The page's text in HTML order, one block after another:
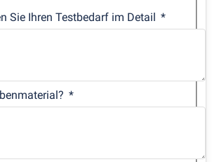
Sie Ihren Testbedarf im Detail